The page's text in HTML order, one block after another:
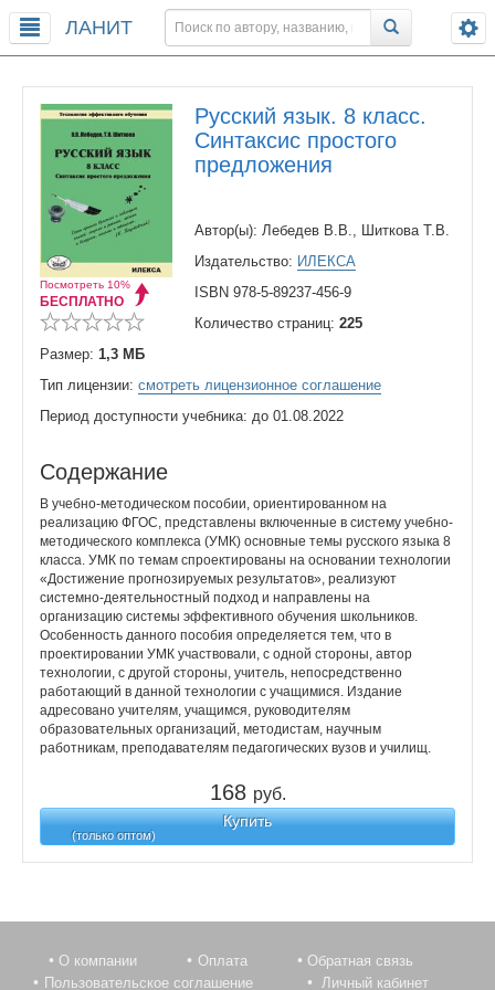
ЛАНИТ
Посмотреть 10%
БЕСПЛАТНО
Русский язык. 8 класс.
Синтаксис простого
предложения
Автор(ы): Лебедев В.В., Шиткова Т.В.
Издательство: ИЛЕКСА
ISBN 978-5-89237-456-9
Количество страниц: 225
Размер: 1,3 МБ
Тип лицензии: смотреть лицензионное соглашение
Период доступности учебника: до 01.08.2022
Содержание
В учебно-методическом пособии, ориентированном на
реализацию ФГОС, представлены включенные в систему учебно-
методического комплекса (УМК) основные темы русского языка 8
класса. УМК по темам спроектированы на основании технологии
«Достижение прогнозируемых результатов», реализуют
системно-деятельностный подход и направлены на
организацию системы эффективного обучения школьников.
Особенность данного пособия определяется тем, что в
проектировании УМК участвовали, с одной стороны, автор
технологии, с другой стороны, учитель, непосредственно
работающий в данной технологии с учащимися. Издание
адресовано учителям, учащимся, руководителям
образовательных организаций, методистам, научным
работникам, преподавателям педагогических вузов и училищ.
168 руб.
Купить
(только оптом)
О компании Оплата
Обратная связь
Пользовательское соглашение
Личный кабинет